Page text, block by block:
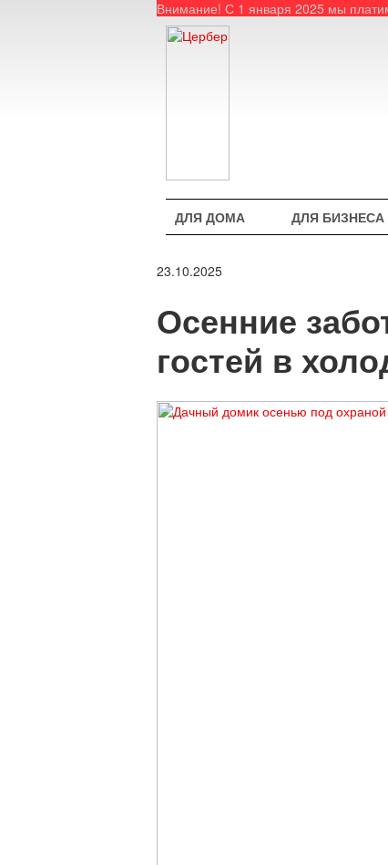
Внимание! С 1 января 2025 мы
ДЛЯ ДОМА ДЛЯ БИЗНЕСА
23.10.2025
Осенние
гостей в